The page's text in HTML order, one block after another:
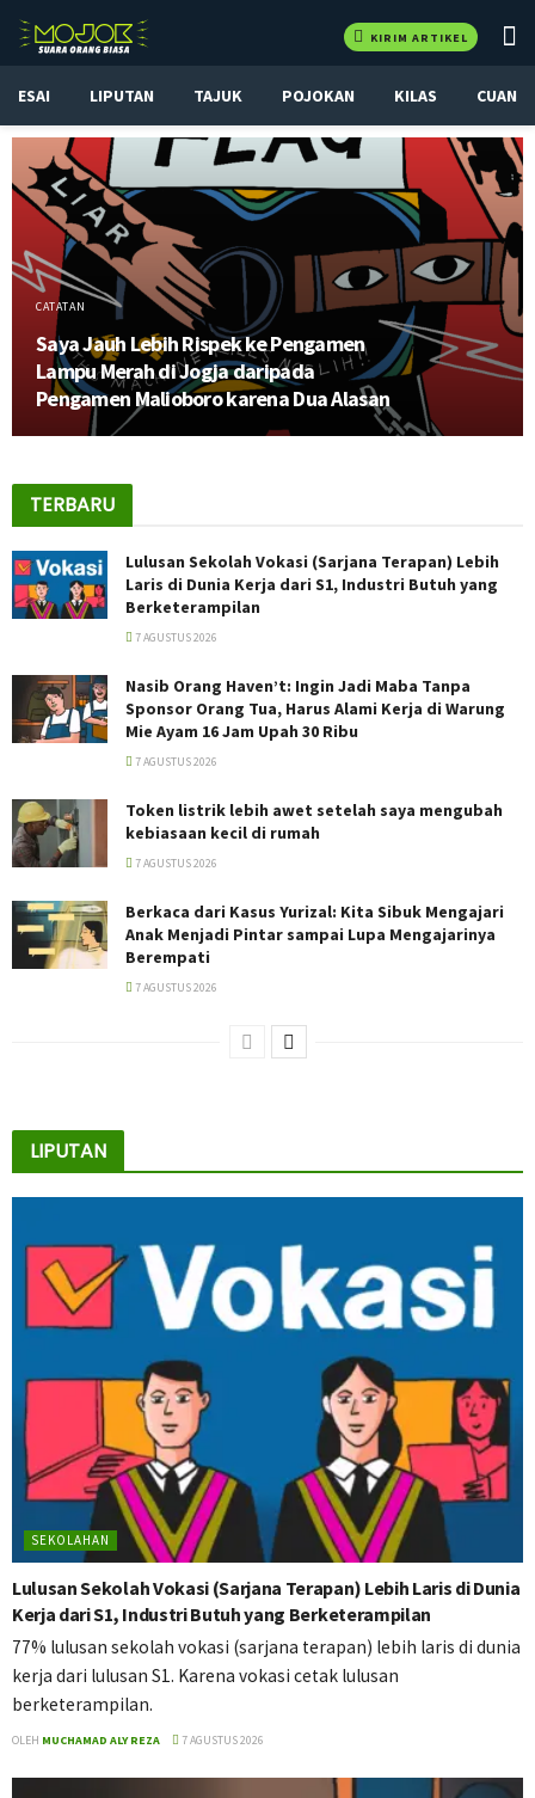
KIRIM ARTIKEL
ESAI LIPUTAN TAJUK POJOKAN KILAS CUAN
CATATAN
Saya Jauh Lebih Rispek ke Pengamen
Lampu Merah di Jogja daripada
Pengamen Malioboro karena Dua Alasan
TERBARU
Lulusan Sekolah Vokasi (Sarjana Terapan) Lebih
Laris di Dunia Kerja dari S1, Industri Butuh yang
Berketerampilan
7 AGUSTUS 2026
Nasib Orang Haven’t: Ingin Jadi Maba Tanpa
Sponsor Orang Tua, Harus Alami Kerja di Warung
Mie Ayam 16 Jam Upah 30 Ribu
7 AGUSTUS 2026
Token listrik lebih awet setelah saya mengubah
kebiasaan kecil di rumah
7 AGUSTUS 2026
Berkaca dari Kasus Yurizal: Kita Sibuk Mengajari
Anak Menjadi Pintar sampai Lupa Mengajarinya
Berempati
7 AGUSTUS 2026
LIPUTAN
SEKOLAHAN
Lulusan Sekolah Vokasi (Sarjana Terapan) Lebih Laris di Dunia
Kerja dari S1, Industri Butuh yang Berketerampilan
77% lulusan sekolah vokasi (sarjana terapan) lebih laris di dunia
kerja dari lulusan S1. Karena vokasi cetak lulusan
berketerampilan.
OLEH MUCHAMAD ALY REZA 7 AGUSTUS 2026